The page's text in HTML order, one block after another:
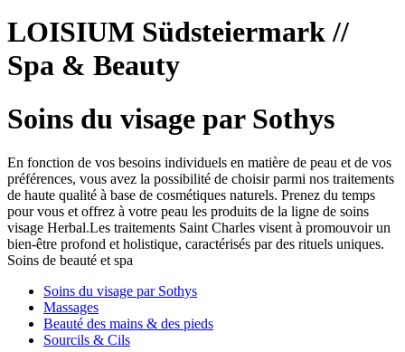
LOISIUM Südsteiermark //
Spa & Beauty
Soins du visage par Sothys
En fonction de vos besoins individuels en matière de peau et de vos
préférences, vous avez la possibilité de choisir parmi nos traitements
de haute qualité à base de cosmétiques naturels. Prenez du temps
pour vous et offrez à votre peau les produits de la ligne de soins
visage Herbal.Les traitements Saint Charles visent à promouvoir un
bien-être profond et holistique, caractérisés par des rituels uniques.
Soins de beauté et spa
Soins du visage par Sothys
Massages
Beauté des mains & des pieds
Sourcils & Cils